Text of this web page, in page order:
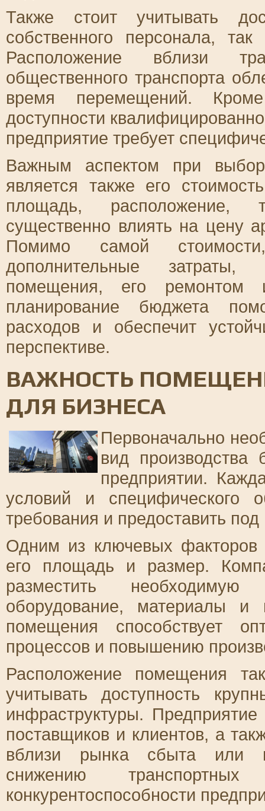
Также стоит учитывать
собственного персонала,
Расположение вблизи
общественного транспорта
время перемещений.
доступности
предприятие требует
Важным аспектом при
является также его
площадь, расположение,
существенно влиять на цену
Помимо самой
дополнительные
помещения, его ремонтом
планирование бюджета
расходов и обеспечит
перспективе.
ВАЖНОСТЬ
ДЛЯ БИЗНЕСА
Первоначально
вид производства
предприятии.
условий и специфического
требования и предоставить
Одним из ключевых
его площадь и размер.
разместить
оборудование, материалы
помещения способствует
процессов и повышению
Расположение помещения
учитывать доступность
инфраструктуры.
поставщиков и клиентов, а
вблизи рынка сбыта или
снижению
конкурентоспособности